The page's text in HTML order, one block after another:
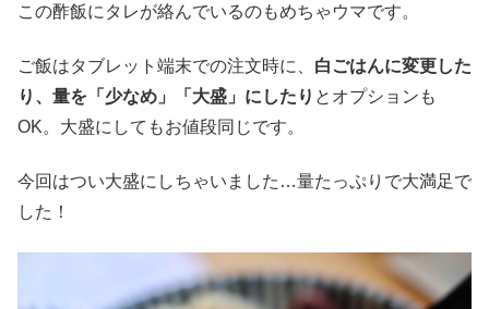
この酢飯にタレが絡んでいるのもめちゃウマです。
ご飯はタブレット端末での注文時に、 白ごはんに変更した
り、量を「少なめ」「大盛」にしたり とオプションも
OK。大盛にしてもお値段同じです。
今回はつい大盛にしちゃいました…量たっぷりで大満足で
した！